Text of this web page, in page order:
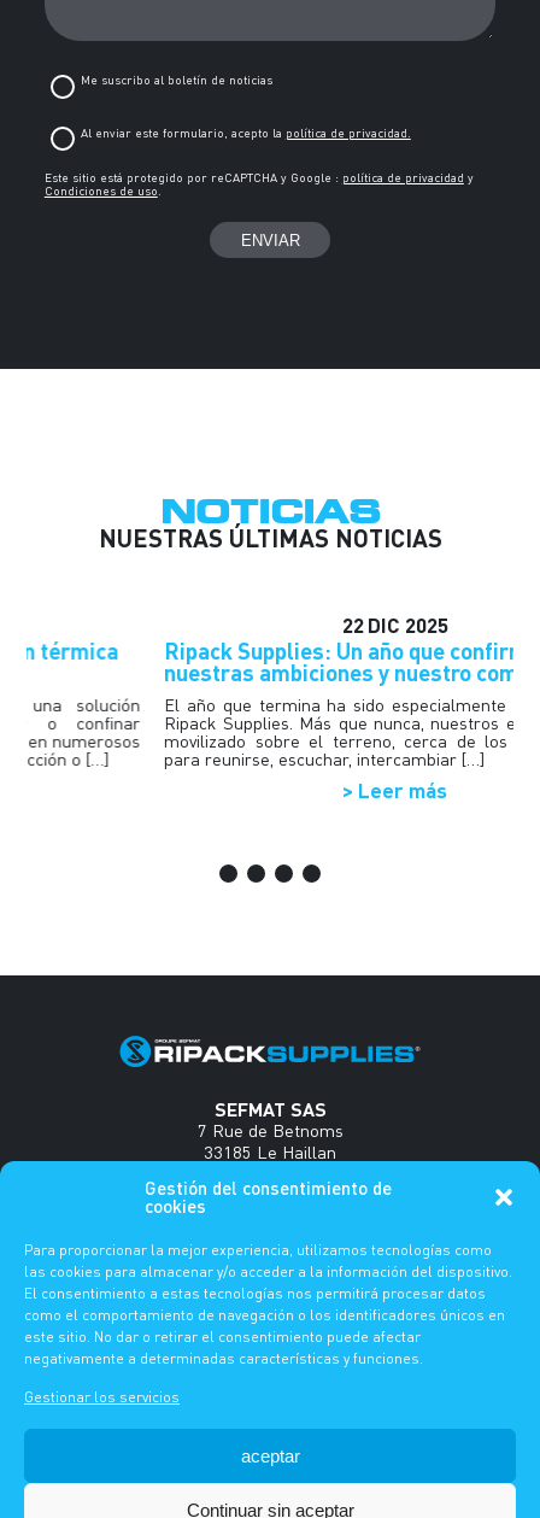
Gestión del consentimiento de
cookies
Para proporcionar la mejor experiencia, utilizamos tecnologías como
las cookies para almacenar y/o acceder a la información del dispositivo.
El consentimiento a estas tecnologías nos permitirá procesar datos
como el comportamiento de navegación o los identificadores únicos en
este sitio. No dar o retirar el consentimiento puede afectar
negativamente a determinadas características y funciones.
Gestionar los servicios
aceptar
Continuar sin aceptar
Me suscribo al boletín de noticias
Al enviar este formulario, acepto la política de privacidad.
Este sitio está protegido por reCAPTCHA y Google : política de privacidad y
Condiciones de uso
NUESTRAS ÚLTIMAS NOTICIAS
NOTICIAS
Ripack Supplies: Un año que confirma
nuestras ambiciones y nuestro compromiso
El año que termina ha sido especialmente dinámico para
Ripack Supplies. Más que nunca, nuestros equipos se han
movilizado sobre el terreno, cerca de los profesionales,
para reunirse, escuchar, intercambiar […]
SEFMAT SAS
7 Rue de Betnoms
33185 Le Haillan
Tel : +33(0)5 56 34 35 18
www.sefmat.com
Pregunta frecuente
ES DE FR EN
-
-